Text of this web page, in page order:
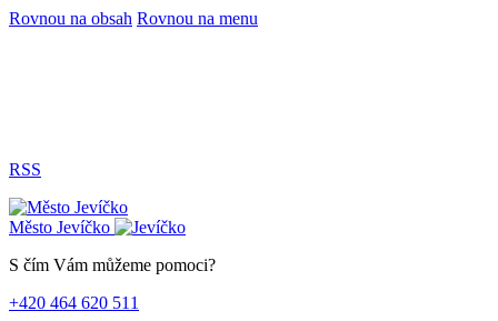
Rovnou na obsah Rovnou na menu
RSS
Město Jevíčko
S čím Vám můžeme pomoci?
+420 464 620 511